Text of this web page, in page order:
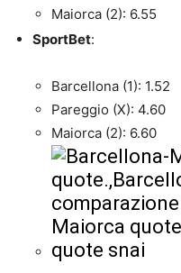
Maiorca (2): 6.55
SportBet:
Barcellona (1): 1.52
Pareggio (X): 4.60
Maiorca (2): 6.60